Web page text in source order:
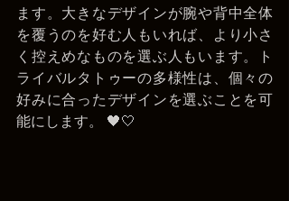
ます。大きなデザインが腕や背中全体
を覆うのを好む人もいれば、より小さ
く控えめなものを選ぶ人もいます。ト
ライバルタトゥーの多様性は、個々の
好みに合ったデザインを選ぶことを可
能にします。 🖤🤍